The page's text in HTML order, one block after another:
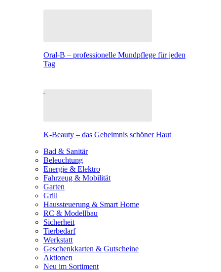
Oral-B – professionelle Mundpflege für jeden
Tag
K-Beauty – das Geheimnis schöner Haut
Bad & Sanitär
Beleuchtung
Energie & Elektro
Fahrzeug & Mobilität
Garten
Grill
Haussteuerung & Smart Home
RC & Modellbau
Sicherheit
Tierbedarf
Werkstatt
Geschenkkarten & Gutscheine
Aktionen
Neu im Sortiment